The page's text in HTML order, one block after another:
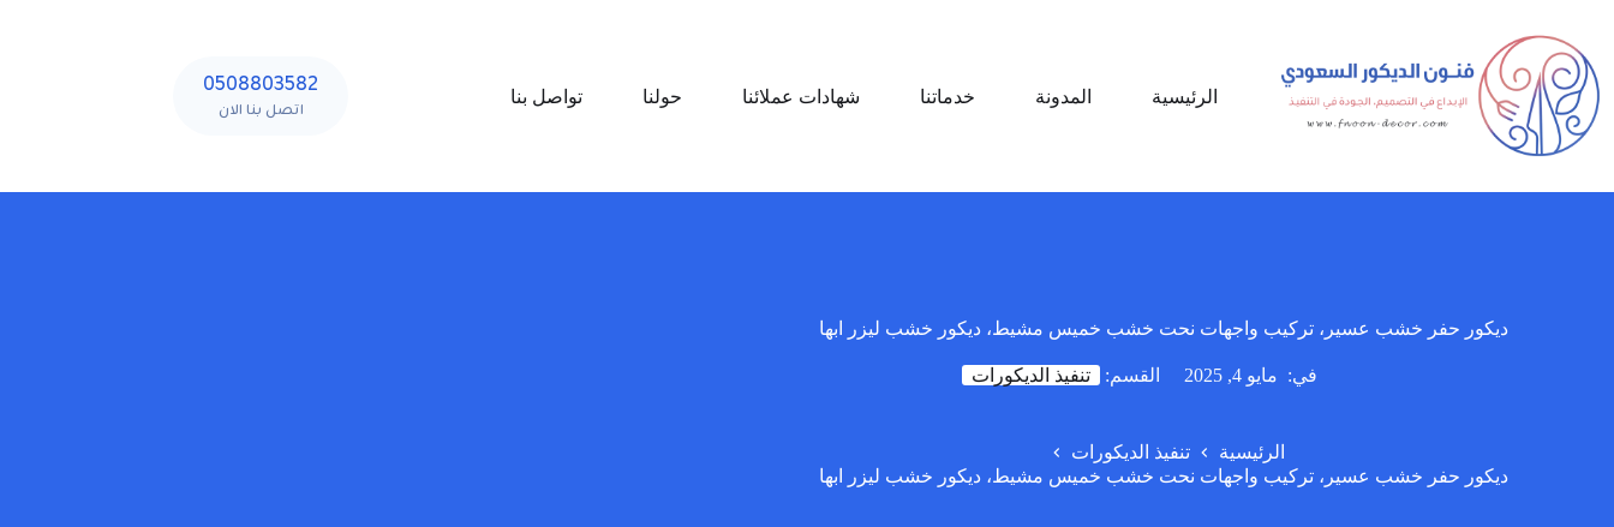
المحتوى
الرئيسية
المدونة خدماتنا شهادات عملائنا حولنا تواصل بنا 0508803582
اتصل بنا الان
ديكور حفر خشب عسير، تركيب واجهات نحت خشب خميس مشيط، ديكور خشب ليزر ابها
في: مايو 4, 2025 القسم: تنفيذ الديكورات
الرئيسية
تنفيذ الديكورات
ديكور حفر خشب عسير، تركيب واجهات نحت خشب خميس مشيط، ديكور خشب ليزر ابها